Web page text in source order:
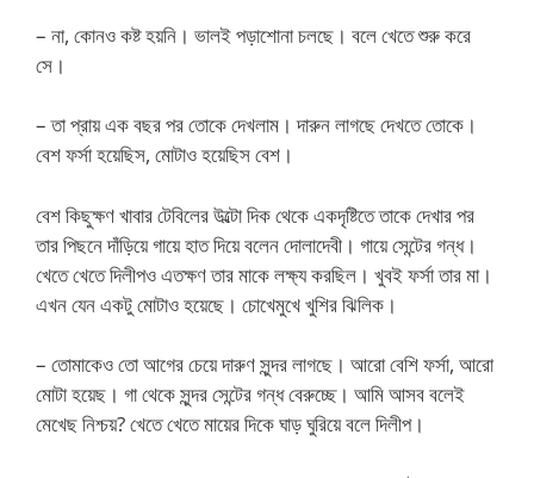
– না, কোনও কষ্ট হয়নি। ভালই পড়াশোনা চলছে। বলে খেতে শুরু করে
সে।
– তা প্রায় এক বছর পর তোকে দেখলাম। দারুন লাগছে দেখতে তোকে।
বেশ ফর্সা হয়েছিস, মোটাও হয়েছিস বেশ।
বেশ কিছুক্ষণ খাবার টেবিলের উল্টো দিক থেকে একদৃষ্টিতে তাকে দেখার পর
তার পিছনে দাঁড়িয়ে গায়ে হাত দিয়ে বলেন দোলাদেবী। গায়ে সেন্টের গন্ধ।
খেতে খেতে দিলীপও এতক্ষণ তার মাকে লক্ষ্য করছিল। খুবই ফর্সা তার মা।
এখন যেন একটু মোটাও হয়েছে। চোখেমুখে খুশির ঝিলিক।
– তোমাকেও তো আগের চেয়ে দারুণ সুন্দর লাগছে। আরো বেশি ফর্সা, আরো
মোটা হয়েছ। গা থেকে সুন্দর সেন্টের গন্ধ বেরুচ্ছে। আমি আসব বলেই
মেখেছ নিশ্চয়? খেতে খেতে মায়ের দিকে ঘাড় ঘুরিয়ে বলে দিলীপ।